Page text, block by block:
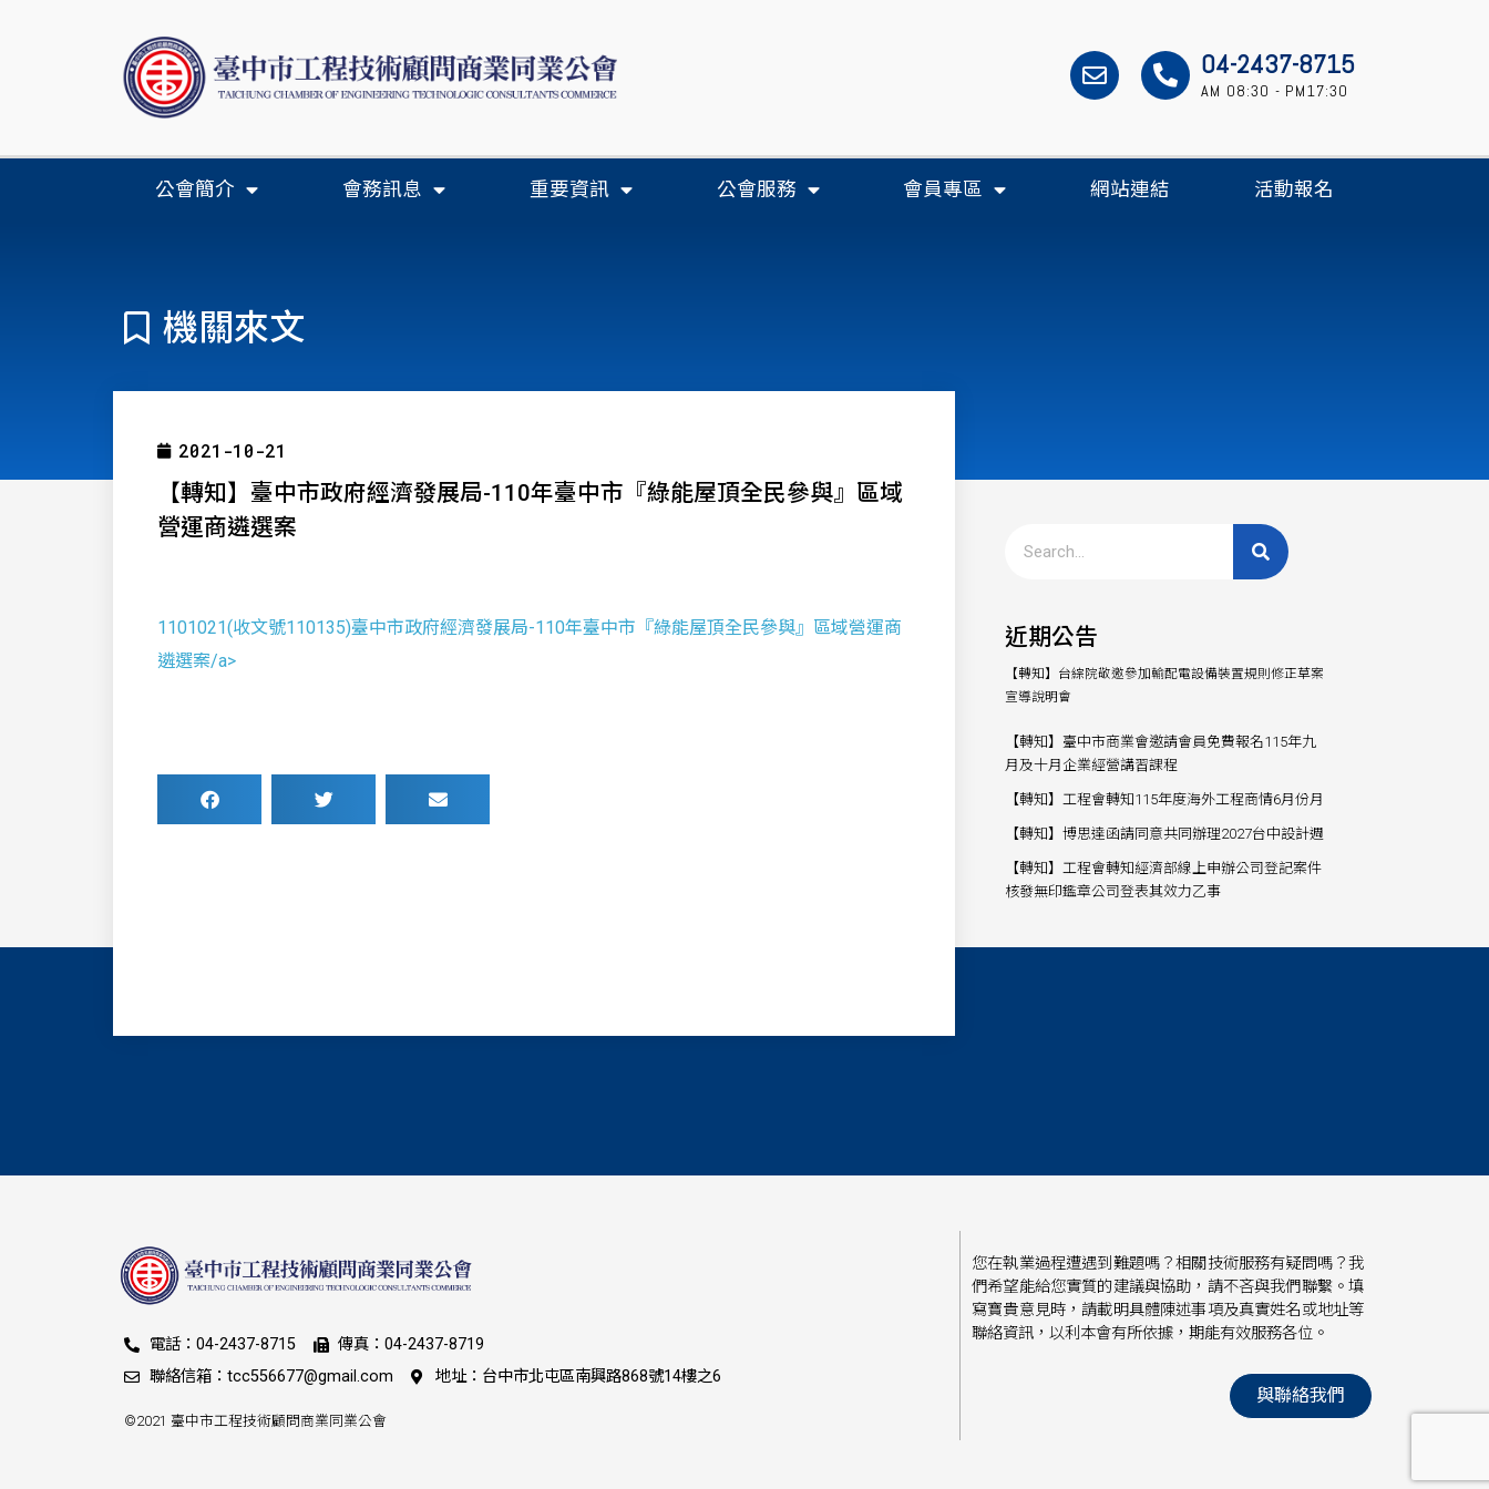
04-2437-8715
AM 08:30 - PM17:30
公會簡介 會務訊息 重要資訊 公會服務 會員專區 網站連結 活動報名
機關來文
2021-10-21
【轉知】臺中市政府經濟發展局-110年臺中市『綠能屋頂全民參與』區域
營運商遴選案
1101021(收文號110135)臺中市政府經濟發展局-110年臺中市『綠能屋頂全民參與』區域營運商
遴選案/a>
近期公告
【轉知】台綜院敬邀參加輸配電設備裝置規則修正草案
宣導說明會
【轉知】臺中市商業會邀請會員免費報名115年九
月及十月企業經營講習課程
【轉知】工程會轉知115年度海外工程商情6月份月
【轉知】博思達函請同意共同辦理2027台中設計週
【轉知】工程會轉知經濟部線上申辦公司登記案件
核發無印鑑章公司登表其效力乙事
電話：04-2437-8715
傳真：04-2437-8719
聯絡信箱：tcc556677@gmail.com
地址：台中市北屯區南興路868號14樓之6
©2021 臺中市工程技術顧問商業同業公會
您在執業過程遭遇到難題嗎？相關技術服務有疑問嗎？我
們希望能給您實質的建議與協助，請不吝與我們聯繫。填
寫寶貴意見時，請載明具體陳述事項及真實姓名或地址等
聯絡資訊，以利本會有所依據，期能有效服務各位。
與聯絡我們